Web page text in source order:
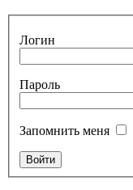
Логин
Пароль
Запомнить меня